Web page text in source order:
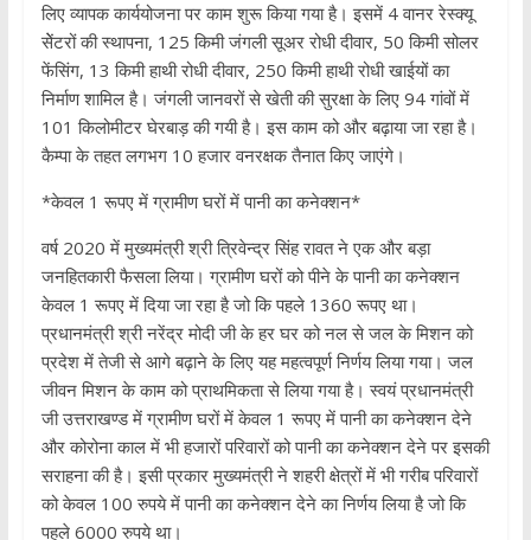
लिए व्यापक कार्ययोजना पर काम शुरू किया गया है। इसमें 4 वानर रेस्क्यू
सेेंटरों की स्थापना, 125 किमी जंगली सूअर रोधी दीवार, 50 किमी सोलर
फेंसिंग, 13 किमी हाथी रोधी दीवार, 250 किमी हाथी रोधी खाईयों का
निर्माण शामिल है। जंगली जानवरों से खेती की सुरक्षा के लिए 94 गांवों में
101 किलोमीटर घेरबाड़ की गयी है। इस काम को और बढ़ाया जा रहा है।
कैम्पा के तहत लगभग 10 हजार वनरक्षक तैनात किए जाएंगे।
*केवल 1 रूपए में ग्रामीण घरों में पानी का कनेक्शन*
वर्ष 2020 में मुख्यमंत्री श्री त्रिवेन्द्र सिंह रावत ने एक और बड़ा
जनहितकारी फैसला लिया। ग्रामीण घरों को पीने के पानी का कनेक्शन
केवल 1 रूपए में दिया जा रहा है जो कि पहले 1360 रूपए था।
प्रधानमंत्री श्री नरेंद्र मोदी जी के हर घर को नल से जल के मिशन को
प्रदेश में तेजी से आगे बढ़ाने के लिए यह महत्वपूर्ण निर्णय लिया गया। जल
जीवन मिशन के काम को प्राथमिकता से लिया गया है। स्वयं प्रधानमंत्री
जी उत्तराखण्ड में ग्रामीण घरों में केवल 1 रूपए में पानी का कनेक्शन देने
और कोरोना काल में भी हजारों परिवारों को पानी का कनेक्शन देने पर इसकी
सराहना की है। इसी प्रकार मुख्यमंत्री ने शहरी क्षेत्रों में भी गरीब परिवारों
को केवल 100 रुपये में पानी का कनेक्शन देने का निर्णय लिया है जो कि
पहले 6000 रुपये था।